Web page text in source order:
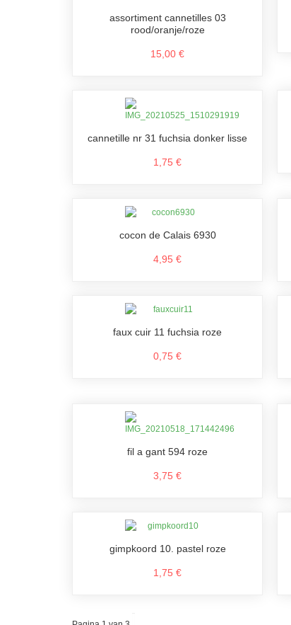
assortiment cannetilles 03
rood/oranje/roze
15,00 €
cannetille nr 31 fuchsia donker lisse
1,75 €
cocon de Calais 6930
4,95 €
faux cuir 11 fuchsia roze
0,75 €
fil a gant 594 roze
3,75 €
gimpkoord 10. pastel roze
1,75 €